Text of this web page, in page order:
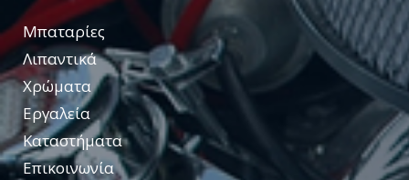
Μπαταρίες
Λιπαντικά
Χρώματα
Εργαλεία
Καταστήματα
Επικοινωνία